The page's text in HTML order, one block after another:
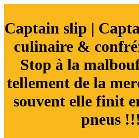
Captain slip |
culinaire &
Stop à la
tellement de la
souvent elle finit
pneus !!!